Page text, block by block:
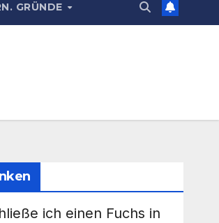
GRÜNDE
ich einen Fuchs in